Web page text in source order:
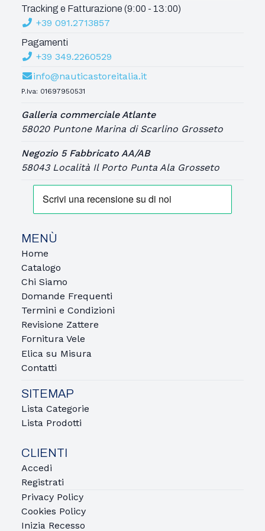
Tracking e Fatturazione (9:00 - 13:00)
+39 091.2713857
Pagamenti
+39 349.2260529
info@nauticastoreitalia.it
P.Iva: 01697950531
Galleria commerciale Atlante
58020 Puntone Marina di Scarlino Grosseto
Negozio 5 Fabbricato AA/AB
58043 Località Il Porto Punta Ala Grosseto
MENÙ
Home
Catalogo
Chi Siamo
Domande Frequenti
Termini e Condizioni
Revisione Zattere
Fornitura Vele
Elica su Misura
Contatti
SITEMAP
Lista Categorie
Lista Prodotti
CLIENTI
Accedi
Registrati
Privacy Policy
Cookies Policy
Inizia Recesso